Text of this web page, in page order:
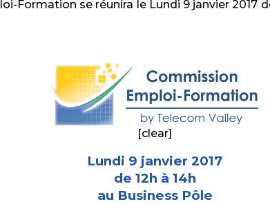
Formation se réunira le Lundi 9 janvier 2017
[clear]
Lundi 9 janvier 2017
de 12h à 14h
au Business Pôle